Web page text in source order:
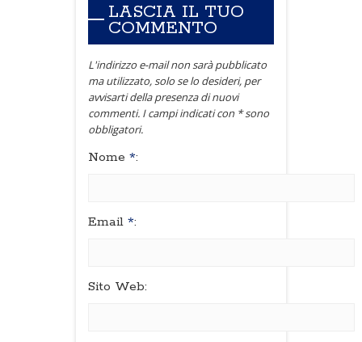
LASCIA IL TUO
COMMENTO
L'indirizzo e-mail non sarà pubblicato
ma utilizzato, solo se lo desideri, per
avvisarti della presenza di nuovi
commenti. I campi indicati con * sono
obbligatori.
Nome *:
Email *:
Sito Web: